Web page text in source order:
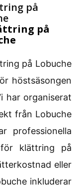
på
på
på Lobuche
höstsäsongen
har organiserat
från Lobuche
professionella
klättring på
eller
inkluderar